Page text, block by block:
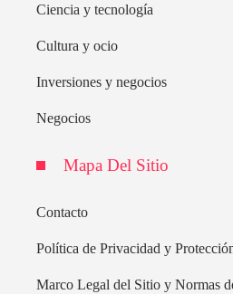
Ciencia y tecnología
Cultura y ocio
Inversiones y negocios
Negocios
Mapa Del Sitio
Contacto
Política de Privacidad y
Marco Legal del Sitio y Normas